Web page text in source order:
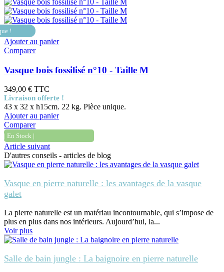
!
Ajouter au panier
Comparer
Vasque bois fossilisé n°10 - Taille M
349,00 € TTC
Livraison offerte !
43 x 32 x h15cm. 22 kg. Pièce unique.
Ajouter au panier
Comparer
| En Stock |
Article suivant
D'autres conseils - articles de blog
Vasque en pierre naturelle : les avantages de la vasque
galet
La pierre naturelle est un matériau incontournable, qui s’impose de
plus en plus dans nos intérieurs. Aujourd’hui, la...
Voir plus
Salle de bain jungle : La baignoire en pierre naturelle